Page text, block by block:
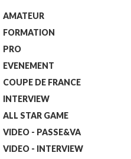
AMATEUR
FORMATION
PRO
EVENEMENT
COUPE DE FRANCE
INTERVIEW
ALL STAR GAME
VIDEO - PASSE&VA
VIDEO - INTERVIEW